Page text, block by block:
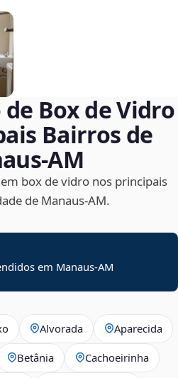
Box de Vidro
Bairros de
box de vidro nos principais
de Manaus‑AM.
em Manaus-AM
Alvorada Aparecida
Betânia Cachoeirinha